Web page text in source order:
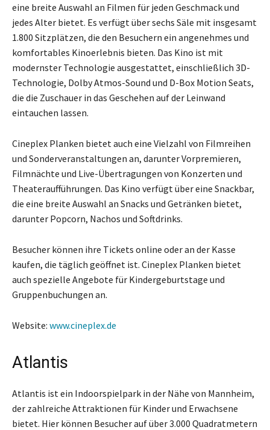
eine breite Auswahl an Filmen für jeden Geschmack und
jedes Alter bietet. Es verfügt über sechs Säle mit insgesamt
1.800 Sitzplätzen, die den Besuchern ein angenehmes und
komfortables Kinoerlebnis bieten. Das Kino ist mit
modernster Technologie ausgestattet, einschließlich 3D-
Technologie, Dolby Atmos-Sound und D-Box Motion Seats,
die die Zuschauer in das Geschehen auf der Leinwand
eintauchen lassen.
Cineplex Planken bietet auch eine Vielzahl von Filmreihen
und Sonderveranstaltungen an, darunter Vorpremieren,
Filmnächte und Live-Übertragungen von Konzerten und
Theateraufführungen. Das Kino verfügt über eine Snackbar,
die eine breite Auswahl an Snacks und Getränken bietet,
darunter Popcorn, Nachos und Softdrinks.
Besucher können ihre Tickets online oder an der Kasse
kaufen, die täglich geöffnet ist. Cineplex Planken bietet
auch spezielle Angebote für Kindergeburtstage und
Gruppenbuchungen an.
Website: www.cineplex.de
Atlantis
Atlantis ist ein Indoorspielpark in der Nähe von Mannheim,
der zahlreiche Attraktionen für Kinder und Erwachsene
bietet. Hier können Besucher auf über 3.000 Quadratmetern